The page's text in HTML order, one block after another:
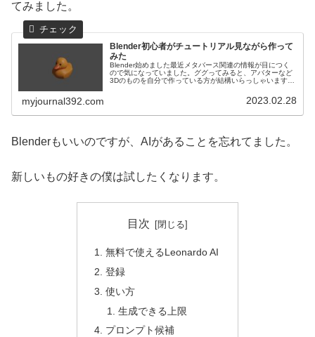
てみました。
Blender初心者がチュートリアル見ながら作って
みた
Blender始めました最近メタバース関連の情報が目につく
ので気になっていました。ググってみると、アバターなど
3Dのものを自分で作っている方が結構いらっしゃいます。
myjournal392.com 2023.02.28
Blenderもいいのですが、AIがあることを忘れてました。
新しいもの好きの僕は試したくなります。
目次
無料で使えるLeonardo AI
登録
使い方
生成できる上限
プロンプト候補